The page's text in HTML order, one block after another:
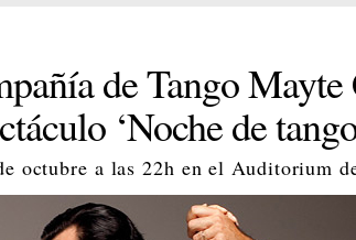
de Tango Mayte
‘Noche de
octubre a las 22h en el Auditorium